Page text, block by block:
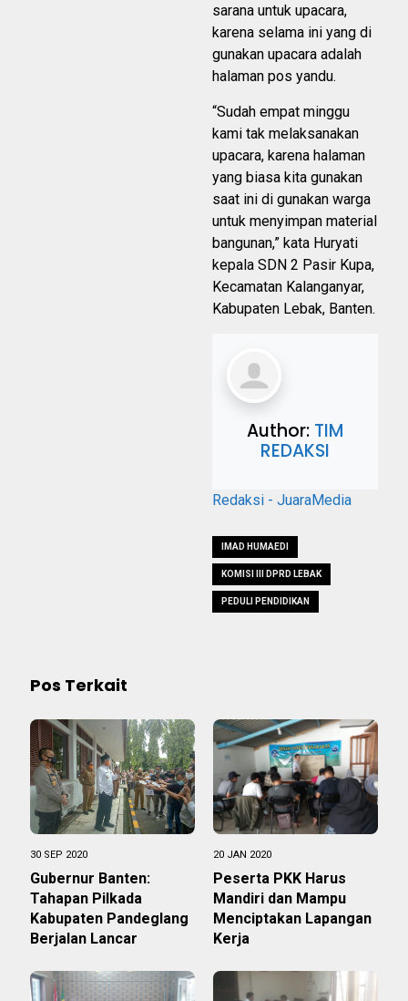
sarana untuk upacara,
karena selama ini yang di
gunakan upacara adalah
halaman pos yandu.
“Sudah empat minggu
kami tak melaksanakan
upacara, karena halaman
yang biasa kita gunakan
saat ini di gunakan warga
untuk menyimpan material
bangunan,” kata Huryati
kepala SDN 2 Pasir Kupa,
Kecamatan Kalanganyar,
Kabupaten Lebak, Banten.
Author: TIM
REDAKSI
Redaksi - JuaraMedia
IMAD HUMAEDI
KOMISI III DPRD LEBAK
PEDULI PENDIDIKAN
Pos Terkait
30 SEP 2020
Gubernur Banten:
Tahapan Pilkada
Kabupaten Pandeglang
Berjalan Lancar
20 JAN 2020
Peserta PKK Harus
Mandiri dan Mampu
Menciptakan Lapangan
Kerja